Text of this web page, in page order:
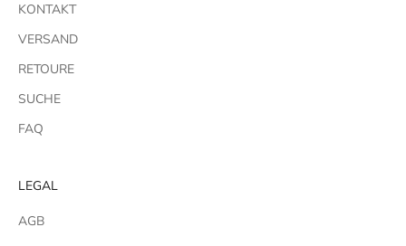
KONTAKT
VERSAND
RETOURE
SUCHE
FAQ
LEGAL
AGB